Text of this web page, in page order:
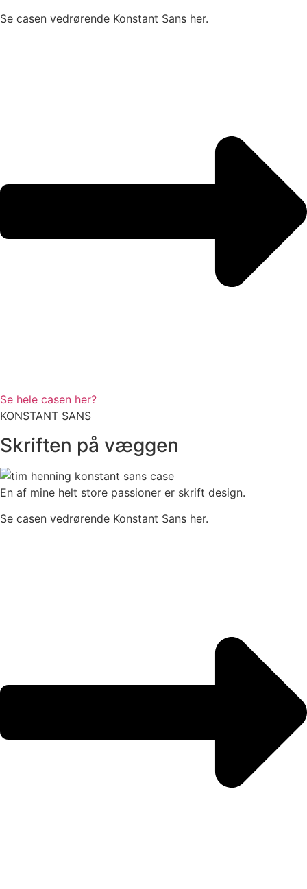
Se casen vedrørende Konstant Sans her.
Se hele casen her?
KONSTANT SANS
Skriften på væggen
En af mine helt store passioner er skrift design.
Se casen vedrørende Konstant Sans her.